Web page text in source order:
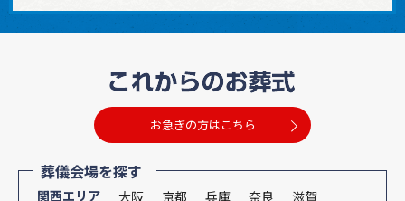
お急ぎの方はこちら
葬儀会場を探す
関西エリア 大阪 京都 兵庫 奈良 滋賀